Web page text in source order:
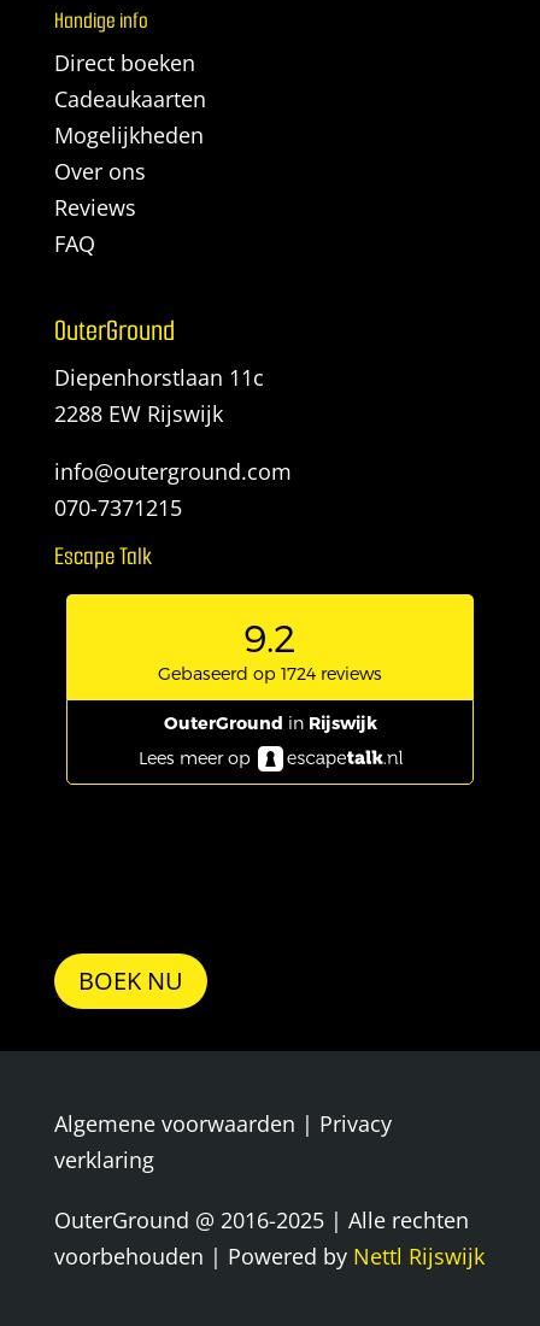
Handige info
Direct boeken
Cadeaukaarten
Mogelijkheden
Over ons
Reviews
FAQ
OuterGround
Diepenhorstlaan 11c
2288 EW Rijswijk
info@outerground.com
070-7371215
Escape Talk
BOEK NU
Algemene voorwaarden | Privacy
verklaring
OuterGround @ 2016-2025 | Alle rechten
voorbehouden | Powered by Nettl Rijswijk